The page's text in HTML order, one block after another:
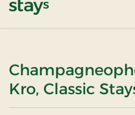
Kro, Classic